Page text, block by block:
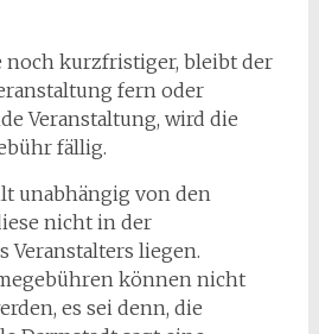
noch kurzfristiger, bleibt der
fern oder
Veranstaltung, wird die
fällig.
unabhängig von den
nicht in der
Veranstalters liegen.
können nicht
es sei denn, die